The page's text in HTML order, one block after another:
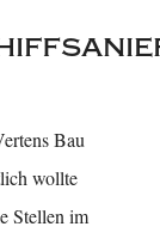
Bau
wollte
Stellen im